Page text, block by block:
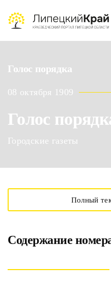
Skip to main content
Голос порядка
08 октября 1909
Голос
Городские газеты
Полный
Содержание